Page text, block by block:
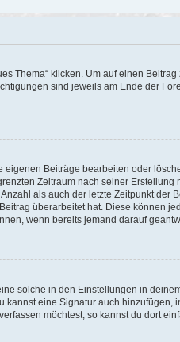
Thema“ klicken. Um auf einen
sind jeweils am Ende der
Beiträge bearbeiten oder
Zeitraum nach seiner
als auch der letzte Zeitpunkt
überarbeitet hat. Diese können
wenn bereits jemand darauf
solche in den Einstellungen in
kannst eine Signatur auch
möchtest, so kannst du dort